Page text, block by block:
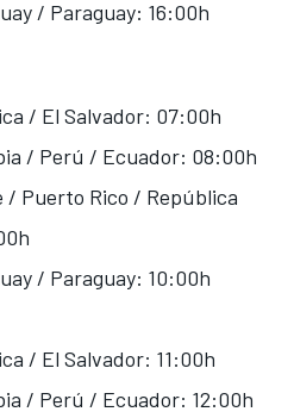
/ Paraguay: 16:00h
/ El Salvador: 07:00h
/ Perú / Ecuador: 08:00h
/ Puerto Rico / República
/ Paraguay: 10:00h
/ El Salvador: 11:00h
/ Perú / Ecuador: 12:00h